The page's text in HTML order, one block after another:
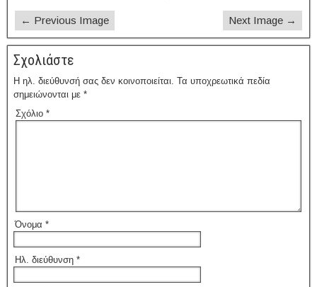
← Previous Image Next Image →
Σχολιάστε
Η ηλ. διεύθυνσή σας δεν κοινοποιείται. Τα υποχρεωτικά πεδία
σημειώνονται με *
Σχόλιο *
Όνομα *
Ηλ. διεύθυνση *